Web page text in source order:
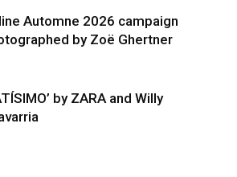
Automne 2026 campaign
by Zoë Ghertner
by ZARA and Willy